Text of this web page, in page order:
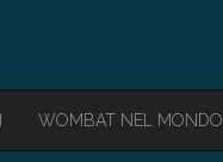
WOMBAT NEL MONDO